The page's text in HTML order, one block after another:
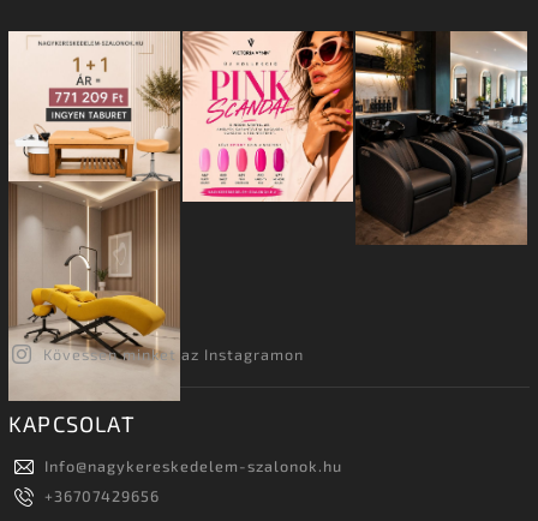
Kövessen minket az Instagramon
KAPCSOLAT
Info@nagykereskedelem-szalonok.hu
+36707429656